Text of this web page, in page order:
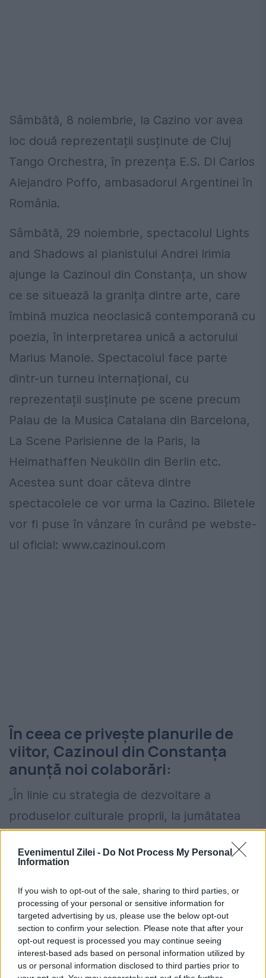
Evenimentul Zilei - Do Not Process My Personal
Information
If you wish to opt-out of the sale, sharing to third parties, or
processing of your personal or sensitive information for
targeted advertising by us, please use the below opt-out
section to confirm your selection. Please note that after your
opt-out request is processed you may continue seeing
interest-based ads based on personal information utilized by
us or personal information disclosed to third parties prior to
Sâmbătă, 8 noiembrie, la Cazino vor avea
loc două reprezentații susținute de Cluj
Tango Orchestra, în prezența E.S. Dl Carlos
Alejandro Poffo, ambasadorul Argentinei în
România.
Sâmbătă, 29 noiembrie, spectacolul Lights
and Shadows al pianistului Andrei Irimia
ajunge la Cazinoul din Constanța, un show
ce se situează la granița dintre arte, care
îmbină muzica neoclasică contemporană cu
poezia, în interpretarea unică a actorului
Marius Manole. Spectacolul face parte
dintr-un turneu internațional, cu
reprezentații susținute pe scene precum
Palau de la Musica Catalana din Barcelona,
La Scene Parisienne de la Paris, la
Heimathaffen Neukölln din Berlin etc.
Acestea sunt doar câteva dintre
spectacolele ce vor urma la Cazino. Biletele
vor fi puse în vânzare în curând pe webste-
ul oficial: www.cazinoul.com
În ceea ce privește planurile de
viitor, Cazinoul din Constanța
anunță noi colaborări:
„În linie cu strategia de dezvoltare a
produselor culturale proprii, la jumătatea
la Constanța pe Ioan Holender, cel mai
Viena, Președinte de onoare și Director
artistic al Festivalului Internațional George
Enescu din București timp de mai multe
ediții. Domnul Holender va participa, alături